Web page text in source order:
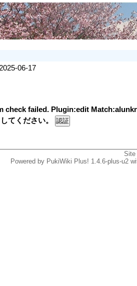
06-17
check failed. Plugin:edit
てください。
Powered by PukiWiki Plus! 1.4.6-plus-u2